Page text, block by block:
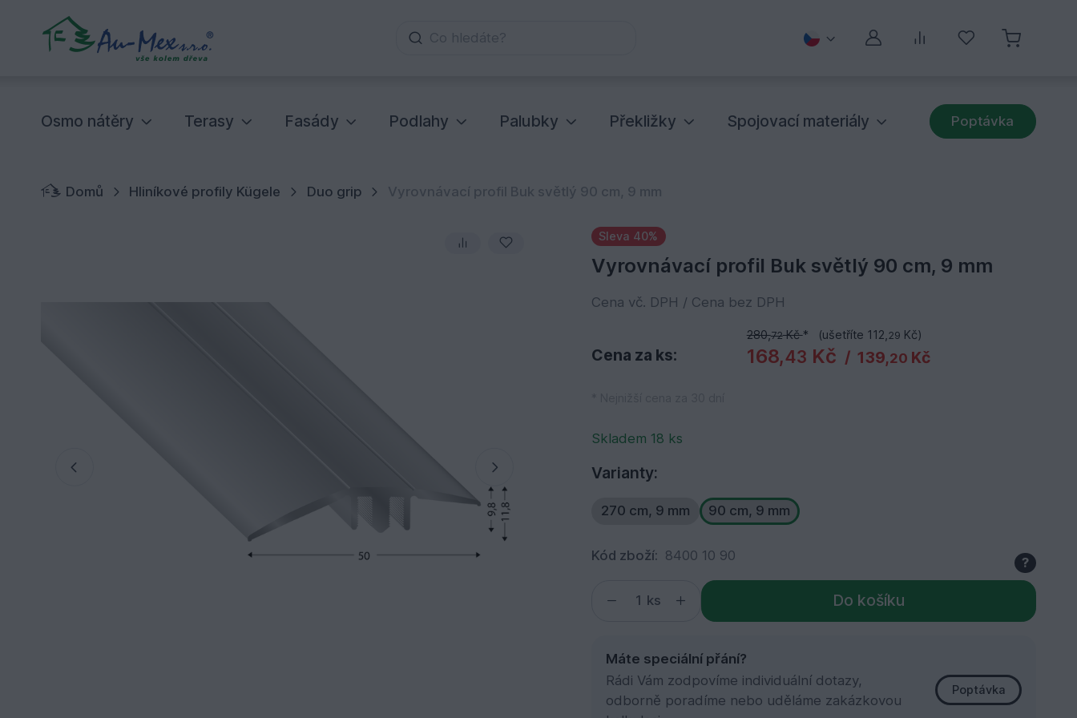
Co hledáte? Můj účetPorovnávání
Oblíbené
Osmo nátěry Terasy Fasády Podlahy Palubky Překližky Spojovací materiály Poptávka
Domů Hliníkové profily Kügele Duo grip Vyrovnávací profil Buk světlý 90 cm, 9 mm
Sleva 40%
Vyrovnávací profil Buk světlý 90 cm, 9 mm
Cena vč. DPH / Cena bez DPH
280,72Kč* (ušetříte 112, 29 Kč)
Cena za ks: 168,43 Kč / 139,20 Kč
Skladem 18 ks
Varianty:
270 cm, 9 mm 90 cm, 9 mm
Kód zboží: 8400 10 90 ?
ks Do košíku
Máte speciální přání?
Rádi Vám zodpovíme individuální dotazy,
odborně poradíme nebo uděláme zakázkovou
Poptávka